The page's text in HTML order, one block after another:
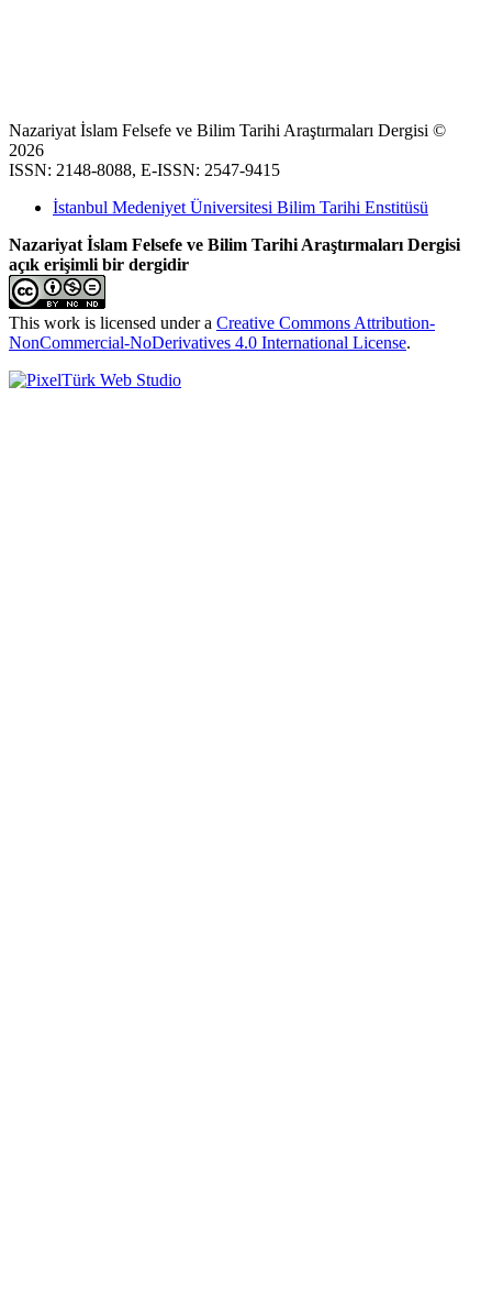
Nazariyat İslam Felsefe ve Bilim Tarihi Araştırmaları Dergisi ©
2026
ISSN: 2148-8088, E-ISSN: 2547-9415
İstanbul Medeniyet Üniversitesi Bilim Tarihi Enstitüsü
Nazariyat İslam Felsefe ve Bilim Tarihi Araştırmaları Dergisi
açık erişimli bir dergidir
This work is licensed under a Creative Commons Attribution-
NonCommercial-NoDerivatives 4.0 International License.